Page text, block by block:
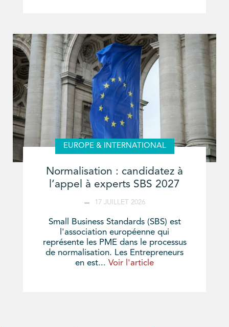
EUROPE & INTERNATIONAL
Normalisation : candidatez à
l’appel à experts SBS 2027
17 JUILLET 2026
Small Business Standards (SBS) est
l'association européenne qui
représente les PME dans le processus
de normalisation. Les Entrepreneurs
en est... Voir l'article